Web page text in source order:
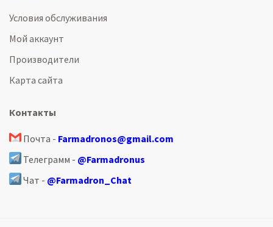
Условия обслуживания
Мой аккаунт
Производители
Карта сайта
Контакты
Почта - Farmadronos@gmail.com
Телеграмм - @Farmadronus
Чат - @Farmadron_Chat